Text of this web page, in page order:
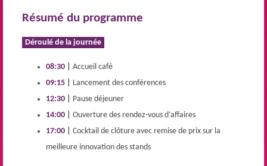
Résumé du programme
Déroulé de la journée
08:30
Accueil café
09:15
Lancement des conférences
12:30
Pause déjeuner
14:00
Ouverture des rendez-vous d’affaires
17:00
Cocktail de clôture avec remise de prix sur la
meilleure innovation des stands